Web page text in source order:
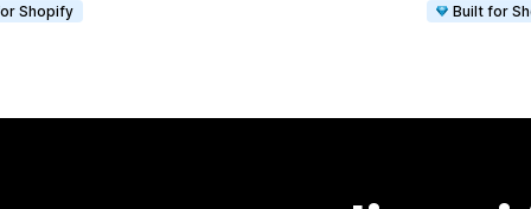
Shopify
Built for